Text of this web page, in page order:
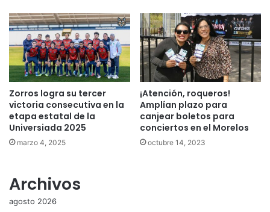
Zorros logra su tercer
victoria consecutiva en la
etapa estatal de la
Universiada 2025
marzo 4, 2025
¡Atención, roqueros!
Amplían plazo para
canjear boletos para
conciertos en el Morelos
octubre 14, 2023
Archivos
agosto 2026